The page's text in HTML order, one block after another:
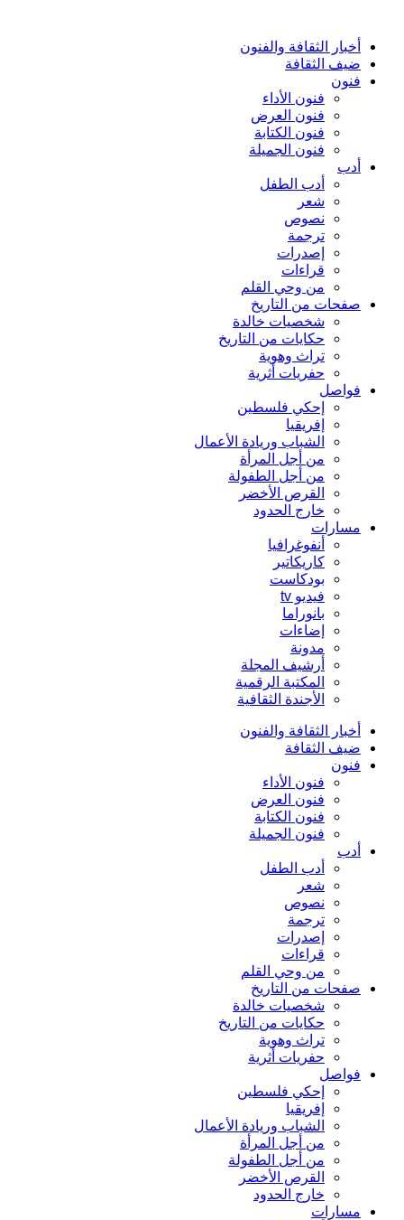
أخبار الثقافة والفنون
ضيف الثقافة
فنون
فنون الأداء
فنون العرض
فنون الكتابة
فنون الجميلة
أدب
أدب الطفل
شعر
نصوص
ترجمة
إصدرات
قراءات
من وحي القلم
صفحات من التاريخ
شخصيات خالدة
حكايات من التاريخ
تراث وهوية
حفريات أثرية
فواصل
إحكي فلسطين
إفريقيا
الشباب وريادة الأعمال
من أجل المرأة
من أجل الطفولة
القرص الأخضر
خارج الحدود
مسارات
أنفوغرافيا
كاريكاتير
بودكاست
فيديو tv
بانوراما
إضاءات
مدونة
أرشيف المجلة
المكتبة الرقمية
الأجندة الثقافية
أخبار الثقافة والفنون
ضيف الثقافة
فنون
فنون الأداء
فنون العرض
فنون الكتابة
فنون الجميلة
أدب
أدب الطفل
شعر
نصوص
ترجمة
إصدرات
قراءات
من وحي القلم
صفحات من التاريخ
شخصيات خالدة
حكايات من التاريخ
تراث وهوية
حفريات أثرية
فواصل
إحكي فلسطين
إفريقيا
الشباب وريادة الأعمال
من أجل المرأة
من أجل الطفولة
القرص الأخضر
خارج الحدود
مسارات